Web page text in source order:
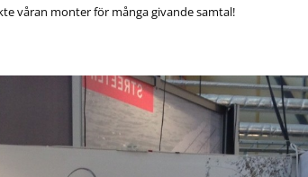
våran monter för många givande samtal!